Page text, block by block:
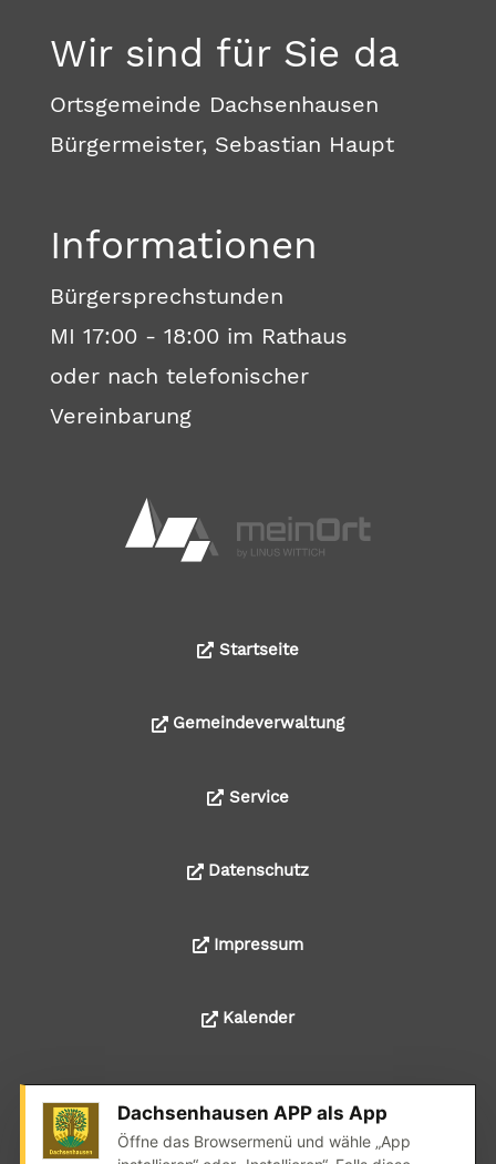
Wir sind für Sie da
Ortsgemeinde Dachsenhausen
Bürgermeister, Sebastian Haupt
Informationen
Bürgersprechstunden
MI 17:00 - 18:00 im Rathaus
oder nach telefonischer
Vereinbarung
Startseite
Gemeindeverwaltung
Service
Datenschutz
Impressum
Kalender
© 2024 Alle Rechte liegen bei der Ortsgemeinde
Dachsenhausen APP als App
Öffne das Browsermenü und wähle „App